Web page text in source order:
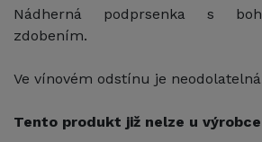
Nádherná podprsenka s
zdobením.
Ve vínovém odstínu je
Tento produkt již nelze u